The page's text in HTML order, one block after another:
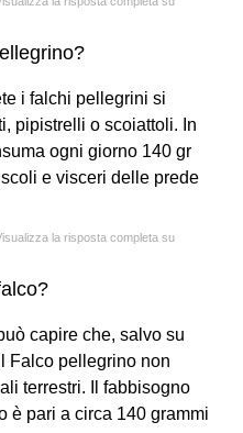
i falchi pellegrini si
pipistrelli o scoiattoli. In
ogni giorno 140 gr
e visceri delle prede
la risposta completa su
capire che, salvo su
Falco pellegrino non
terrestri. Il fabbisogno
è pari a circa 140 grammi